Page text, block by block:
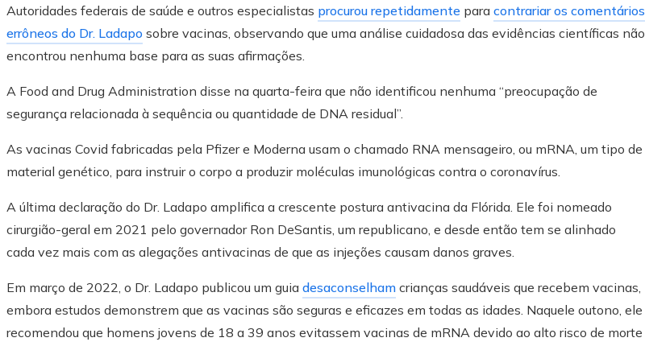
Autoridades federais de saúde e outros especialistas procurou repetidamente para contrariar os comentários
errôneos do Dr. Ladapo sobre vacinas, observando que uma análise cuidadosa das evidências científicas não
encontrou nenhuma base para as suas afirmações.
A Food and Drug Administration disse na quarta-feira que não identificou nenhuma “preocupação de
segurança relacionada à sequência ou quantidade de DNA residual”.
As vacinas Covid fabricadas pela Pfizer e Moderna usam o chamado RNA mensageiro, ou mRNA, um tipo de
material genético, para instruir o corpo a produzir moléculas imunológicas contra o coronavírus.
A última declaração do Dr. Ladapo amplifica a crescente postura antivacina da Flórida. Ele foi nomeado
cirurgião-geral em 2021 pelo governador Ron DeSantis, um republicano, e desde então tem se alinhado
cada vez mais com as alegações antivacinas de que as injeções causam danos graves.
Em março de 2022, o Dr. Ladapo publicou um guia desaconselham crianças saudáveis ​​que recebem vacinas,
embora estudos demonstrem que as vacinas são seguras e eficazes em todas as idades. Naquele outono, ele
recomendou que homens jovens de 18 a 39 anos evitassem vacinas de mRNA devido ao alto risco de morte